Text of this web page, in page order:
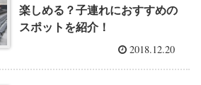
楽しめる？子連れにおすすめの
スポットを紹介！
2018.12.20